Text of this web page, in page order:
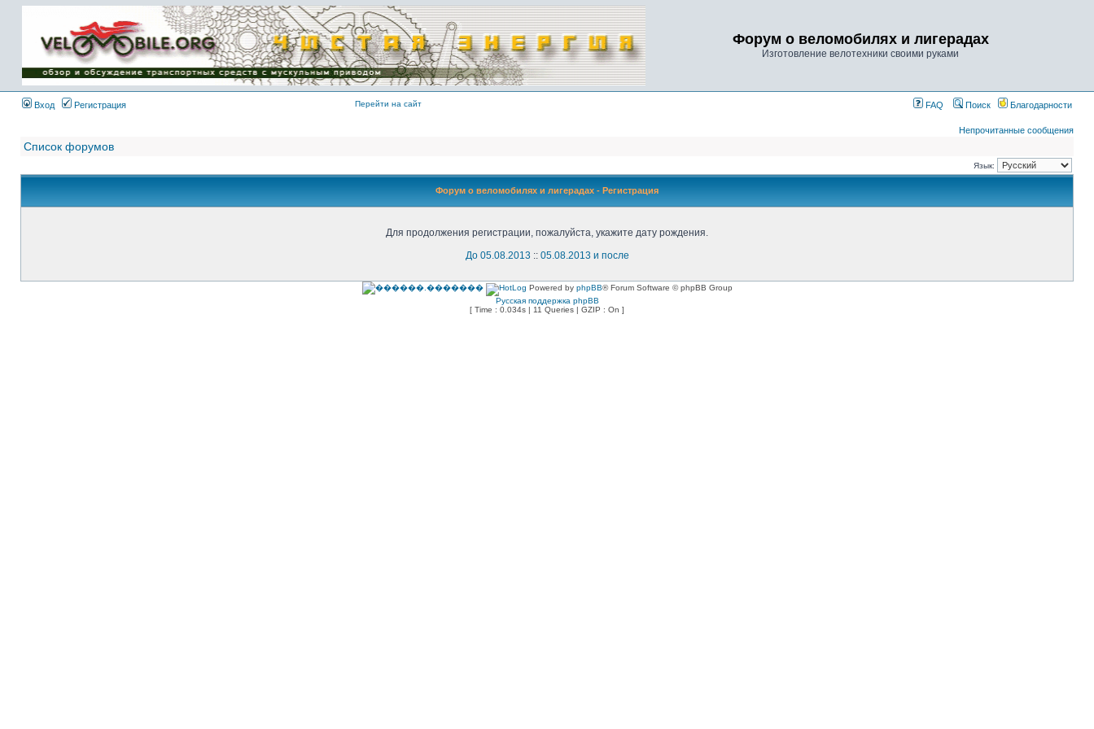
Имя пользователя:
Пароль:
{ LOG_ME_IN_SHORT
}
Форум о веломобилях и лигерадах
Изготовление велотехники своими руками
Вход Регистрация Перейти на сайт FAQ Поиск Благодарности
Непрочитанные сообщения
Список форумов
Язык:
Форум о веломобилях и лигерадах - Регистрация
Для продолжения регистрации, пожалуйста, укажите дату рождения.
До 05.08.2013 :: 05.08.2013 и после
Powered by phpBB® Forum Software © phpBB Group
Русская поддержка phpBB
[ Time : 0.034s | 11 Queries | GZIP : On ]